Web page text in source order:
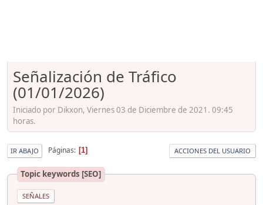
Señalización de Tráfico
(01/01/2026)
Iniciado por Dikxon, Viernes 03 de Diciembre de 2021. 09:45
horas.
IR ABAJO Páginas 1 ACCIONES DEL USUARIO
Topic keywords [SEO]
SEÑALES